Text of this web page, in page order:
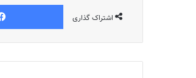
اشتراک گذاری